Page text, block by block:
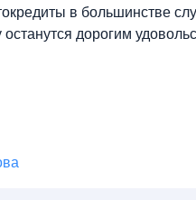
в большинстве
дорогим